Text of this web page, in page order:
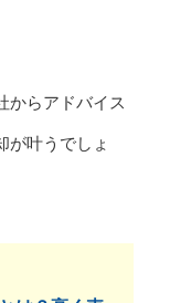
からアドバイス
が叶うでしょ